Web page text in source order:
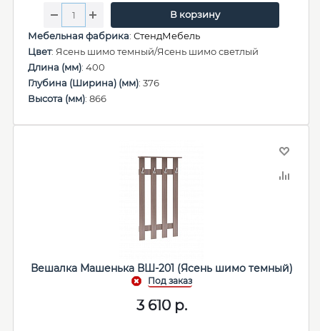
В корзину
Мебельная фабрика: СтендМебель
Цвет: Ясень шимо темный/Ясень шимо светлый
Длина (мм): 400
Глубина (Ширина) (мм): 376
Высота (мм): 866
Вешалка Машенька ВШ-201 (Ясень шимо темный)
3 610р.